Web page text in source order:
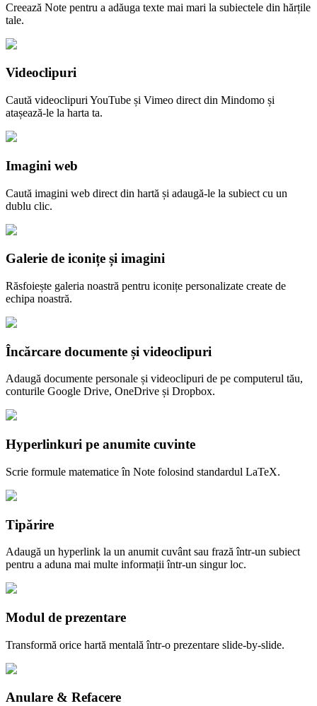
Creează Note pentru a adăuga texte mai mari la subiectele din hărțile
tale.
Videoclipuri
Caută videoclipuri YouTube și Vimeo direct din Mindomo și
atașează-le la harta ta.
Imagini web
Caută imagini web direct din hartă și adaugă-le la subiect cu un
dublu clic.
Galerie de iconițe și imagini
Răsfoiește galeria noastră pentru iconițe personalizate create de
echipa noastră.
Încărcare documente și videoclipuri
Adaugă documente personale și videoclipuri de pe computerul tău,
conturile Google Drive, OneDrive și Dropbox.
Hyperlinkuri pe anumite cuvinte
Scrie formule matematice în Note folosind standardul LaTeX.
Tipărire
Adaugă un hyperlink la un anumit cuvânt sau frază într-un subiect
pentru a aduna mai multe informații într-un singur loc.
Modul de prezentare
Transformă orice hartă mentală într-o prezentare slide-by-slide.
Anulare & Refacere